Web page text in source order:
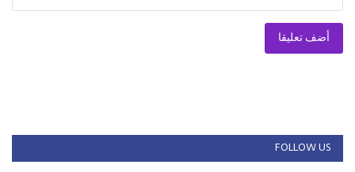
أضف تعليقا
FOLLOW US